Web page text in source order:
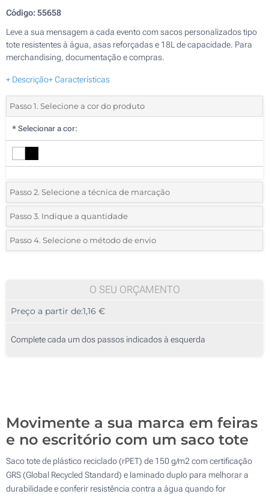
Código:55658
Leve a sua mensagem a cada evento com sacos personalizados tipo
tote resistentes à água, asas reforçadas e 18L de capacidade. Para
merchandising, documentação e compras.
+ Descrição+ Características
Passo 1. Selecione a cor do produto
* Selecionar a cor:
Passo 2. Selecione a técnica de marcação
*Selecione o tipo de marcação e as cores do logotipo:
1 Cor (Num lado)
Passo 3. Indique a quantidade
*Quantidade mínima:25
50
125
Passo 4. Selecione o método de envio
O SEU ORÇAMENTO
Preço a partir de:1,16 €
Complete cada um dos passos indicados à esquerda
Movimente a sua marca em feiras
e no escritório com um saco tote
Saco tote de plástico reciclado (rPET) de 150 g/m2 com certificação
GRS (Global Recycled Standard) e laminado duplo para melhorar a
durabilidade e conferir resistência contra a água quando for